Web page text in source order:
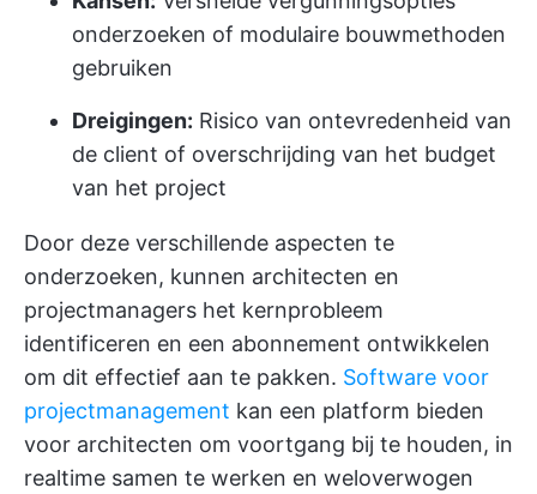
onderzoeken of modulaire bouwmethoden
gebruiken
Dreigingen: Risico van ontevredenheid van
de client of overschrijding van het budget
van het project
Door deze verschillende aspecten te
onderzoeken, kunnen architecten en
projectmanagers het kernprobleem
identificeren en een abonnement ontwikkelen
om dit effectief aan te pakken. Software voor
projectmanagement kan een platform bieden
voor architecten om voortgang bij te houden, in
realtime samen te werken en weloverwogen